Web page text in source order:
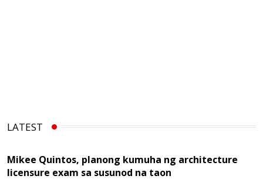
LATEST
Mikee Quintos, planong kumuha ng architecture
licensure exam sa susunod na taon